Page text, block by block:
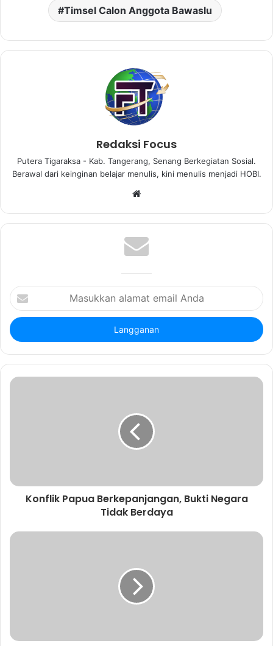
Timsel Calon Anggota Bawaslu
Redaksi Focus
Putera Tigaraksa - Kab. Tangerang, Senang Berkegiatan Sosial.
Berawal dari keinginan belajar menulis, kini menulis menjadi HOBI.
b
s
i
M
a
u
k
n
m
A
Konflik Papua Berkepanjangan, Bukti Negara
Tidak Berdaya